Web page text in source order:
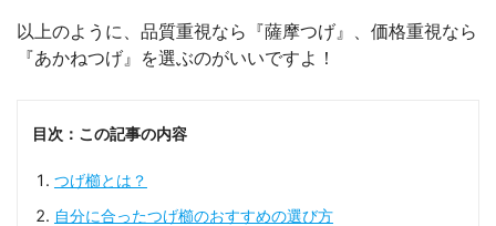
以上のように、品質重視なら『薩摩つげ』、価格重視なら
『あかねつげ』を選ぶのがいいですよ！
目次：この記事の内容
つげ櫛とは？
自分に合ったつげ櫛のおすすめの選び方